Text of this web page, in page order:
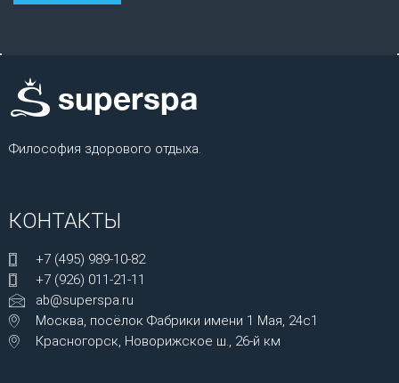
Философия здорового отдыха.
КОНТАКТЫ
+7 (495) 989-10-82
+7 (926) 011-21-11
ab@superspa.ru
Москва, посёлок Фабрики имени 1 Мая, 24с1
Красногорск, Новорижское ш., 26-й км